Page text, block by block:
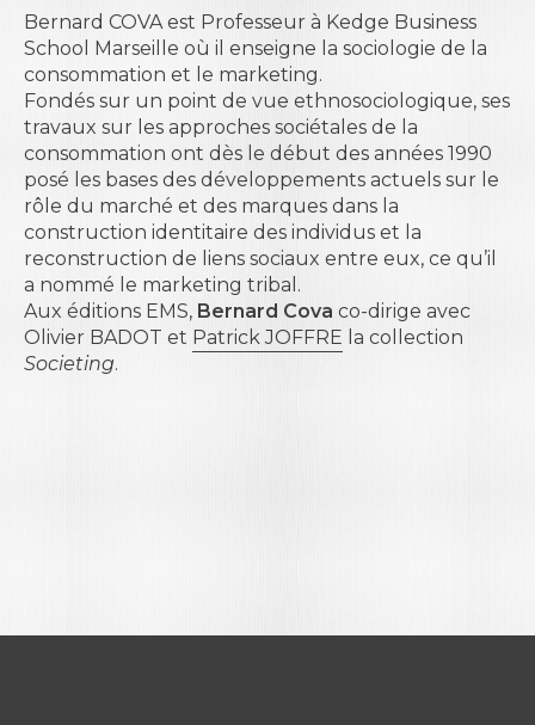
Bernard COVA est Professeur à Kedge Business
School Marseille où il enseigne la sociologie de la
consommation et le marketing.
Fondés sur un point de vue ethnosociologique, ses
travaux sur les approches sociétales de la
consommation ont dès le début des années 1990
posé les bases des développements actuels sur le
rôle du marché et des marques dans la
construction identitaire des individus et la
reconstruction de liens sociaux entre eux, ce qu’il
a nommé le marketing tribal.
Aux éditions EMS, Bernard Cova co-dirige avec
Olivier BADOT et Patrick JOFFRE la collection
Societing.